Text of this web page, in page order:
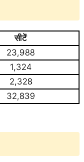
सीटें
23,988
1,324
2,328
32,839